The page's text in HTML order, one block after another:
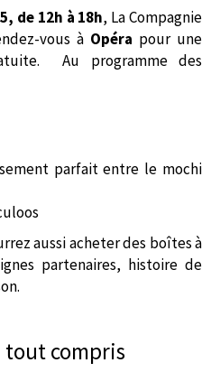
de 12h à 18h, La Compagnie
vous à Opéra pour une
Au programme des
parfait entre le mochi
aussi acheter des boîtes à
partenaires, histoire de
tout compris